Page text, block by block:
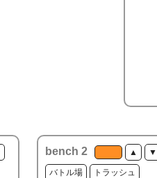
bench 2 ▲ ▼
バトル場 トラッシュ